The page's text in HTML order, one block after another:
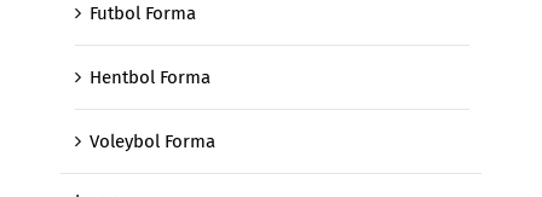
Futbol Forma
Hentbol Forma
Voleybol Forma